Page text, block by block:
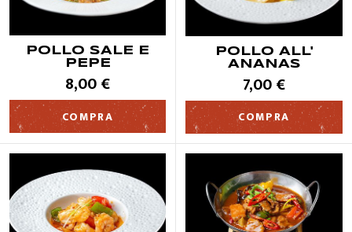
CONTATTI
POLLO SALE E
PEPE
8,00 €
COMPRA
POLLO ALL'
ANANAS
7,00 €
COMPRA